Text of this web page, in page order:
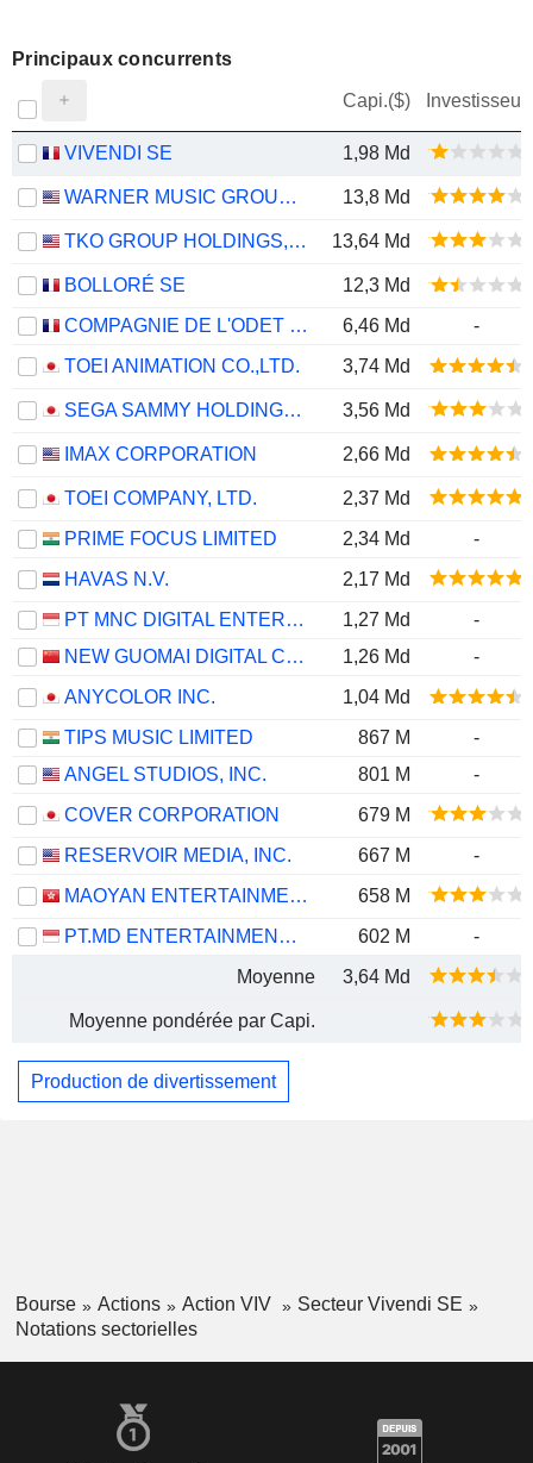
Principaux concurrents
Capi.($) Investisseur
VIVENDI SE 1,98 Md
WARNER MUSIC GROUP CORP. 13,8 Md
TKO GROUP HOLDINGS, INC. 13,64 Md
BOLLORÉ SE
12,3 Md
COMPAGNIE DE L'ODET SE
6,46 Md
-
TOEI ANIMATION CO.,LTD.
3,74 Md
SEGA SAMMY HOLDINGS INC. 3,56 Md
IMAX CORPORATION 2,66 Md
TOEI COMPANY, LTD.
2,37 Md
PRIME FOCUS LIMITED
2,34 Md
-
HAVAS N.V.
2,17 Md
PT MNC DIGITAL ENTERTAINMENT TBK
1,27 Md
-
NEW GUOMAI DIGITAL CULTURE CO., LTD.
1,26 Md
-
ANYCOLOR INC.
1,04 Md
TIPS MUSIC LIMITED
867 M
-
ANGEL STUDIOS, INC.
801 M
-
COVER CORPORATION
679 M
RESERVOIR MEDIA, INC.
667 M
-
MAOYAN ENTERTAINMENT
658 M
PT.MD ENTERTAINMENT TBK
602 M
-
Moyenne
3,64 Md
Moyenne pondérée par Capi.
Production de divertissement
Bourse Actions Action VIV
Secteur Vivendi SE
Notations sectorielles